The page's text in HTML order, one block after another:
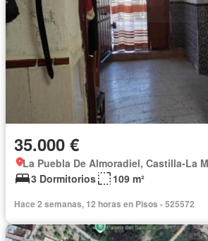
35.000 €
La Puebla De Almoradiel, Castilla-La
3 Dormitorios
109 m²
Hace 2 semanas, 12 horas en Pisos - 525572